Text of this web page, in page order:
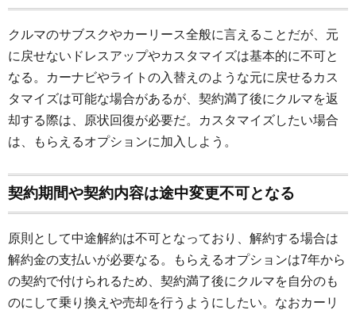
クルマのサブスクやカーリース全般に言えることだが、元
に戻せないドレスアップやカスタマイズは基本的に不可と
なる。カーナビやライトの入替えのような元に戻せるカス
タマイズは可能な場合があるが、契約満了後にクルマを返
却する際は、原状回復が必要だ。カスタマイズしたい場合
は、もらえるオプションに加入しよう。
契約期間や契約内容は途中変更不可となる
原則として中途解約は不可となっており、解約する場合は
解約金の支払いが必要なる。もらえるオプションは7年から
の契約で付けられるため、契約満了後にクルマを自分のも
のにして乗り換えや売却を行うようにしたい。なおカーリ